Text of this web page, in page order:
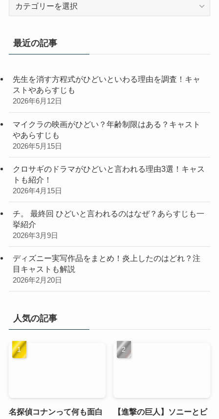
リ
最近の記事
先生を消す方程式がひどいといわる理由を調査！キャ
ストやあらすじも
2026年6月12日
マイクラの映画がひどい？年齢制限はある？キャスト
やあらすじも
2026年5月15日
クロサギのドラマがひどいと言われる理由3選！キャス
トも紹介！
2026年4月15日
チ。 最終回 ひどいと言われるのはなぜ？あらすじも一
挙紹介
2026年3月9日
ディズニー実写作品をまとめ！炎上したのはどれ？注
目キャストも解説
2026年2月20日
人気の記事
名探偵コナンって何も面白
【進撃の巨人】ソニーとビ